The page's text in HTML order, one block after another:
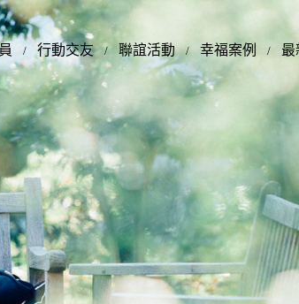
行動交友 聯誼活動 幸福案例 最